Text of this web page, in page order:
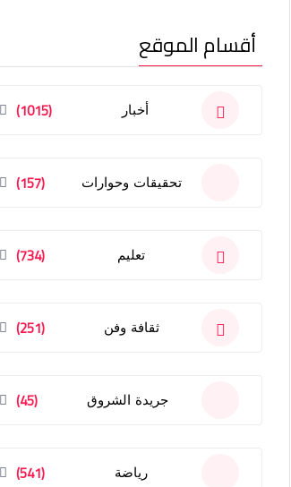
أقسام الموقع
أخبار (1015)
تحقيقات وحوارات (157)
تعليم (734)
ثقافة وفن (251)
جريدة الشروق (45)
رياضة (541)